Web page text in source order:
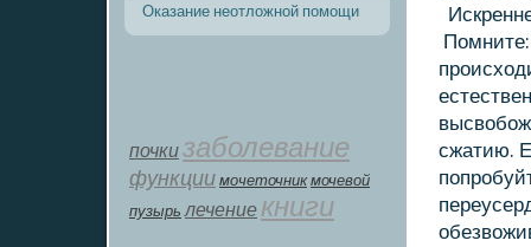
Оказание неотложной помощи
почкизаболевание
функции мοчеточник мочевой
пузырь лечение книги
Помните:
сжатию.